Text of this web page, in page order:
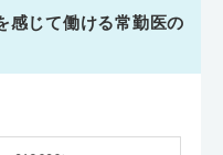
感じて働ける常勤医の